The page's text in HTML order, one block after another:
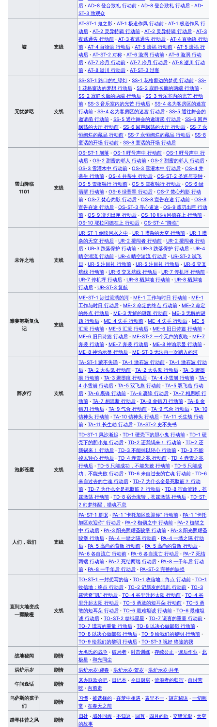
后 · AD-8 登台致礼 行动前 · AD-8 登台致礼 行动后 · AD-
ST-3 致观众
墟 支线
AT-ST-1 鬼之影 · AT-1 极道作风 行动前 · AT-1 极道作风 行
动后 · AT-2 灵异特辑 行动前 · AT-2 灵异特辑 行动后 · AT-3
夜逃通告 行动前 · AT-3 夜逃通告 行动后 · AT-4 百物语 行动
前 · AT-4 百物语 行动后 · AT-5 遗祸 行动前 · AT-5 遗祸 行
动后 · AT-ST-2 对称 · AT-6 漩涡 行动前 · AT-6 漩涡 行动
后 · AT-7 冷月 行动前 · AT-7 冷月 行动后 · AT-8 逝川 行动
前 · AT-8 逝川 行动后 · AT-ST-3 过客
无忧梦呓 支线
SS-ST-1 路口的红绿灯 · SS-1 花格窗边的梦想 行动前 · SS-
1 花格窗边的梦想 行动后 · SS-2 寂静长廊的两端 行动前 ·
SS-2 寂静长廊的两端 行动后 · SS-3 音乐室内的光芒 行动
前 · SS-3 音乐室内的光芒 行动后 · SS-4 名为客房区的迷宫
行动前 · SS-4 名为客房区的迷宫 行动后 · SS-5 通往舞会的
邀请函 行动前 · SS-5 通往舞会的邀请函 行动后 · SS-6 回声
飘荡的大厅 行动前 · SS-6 回声飘荡的大厅 行动后 · SS-7 永
恒绚烂的藏品 行动前 · SS-7 永恒绚烂的藏品 行动后 · SS-8
童话的开场 行动前 · SS-8 童话的开场 行动后
雪山降临
1101
支线
OS-ST-1 崩落 · OS-1 呼号声中 行动前 · OS-1 呼号声中 行
动后 · OS-2 甜蜜的邻人 行动前 · OS-2 甜蜜的邻人 行动后 ·
OS-3 雪灌木中 行动前 · OS-3 雪灌木中 行动后 · OS-4 并
蒂生 行动前 · OS-4 并蒂生 行动后 · OS-ST-2 圣巡与丧钟 ·
OS-5 雪夜独行 行动前 · OS-5 雪夜独行 行动后 · OS-6 绿
翡翠 行动前 · OS-6 绿翡翠 行动后 · OS-7 焚心灼影 行动
前 · OS-7 焚心灼影 行动后 · OS-8 宣告在途 行动前 · OS-8
宣告在途 行动后 · OS-ST-3 寻心道途 · OS-9 凛刃出匣 行动
前 · OS-9 凛刃出匣 行动后 · OS-10 耶拉冈德在上 行动前 ·
OS-10 耶拉冈德在上 行动后 · OS-ST-4 “降临”
未许之地 支线
UR-ST-1 倒映河水之中 · UR-1 嘈杂的天空 行动前 · UR-1 嘈
杂的天空 行动后 · UR-2 擅闯者 行动前 · UR-2 擅闯者 行动
后 · UR-3 跌落保护 行动前 · UR-3 跌落保护 行动后 · UR-4
晴空湍流 行动前 · UR-4 晴空湍流 行动后 · UR-ST-2 试飞
日 · UR-5 注目礼 行动前 · UR-5 注目礼 行动后 · UR-6 交叉
航线 行动前 · UR-6 交叉航线 行动后 · UR-7 停机坪 行动前 ·
UR-7 停机坪 行动后 · UR-8 栖脚地 行动前 · UR-8 栖脚地
行动后 · UR-ST-3 复航
雅赛努斯复仇
记
支线
ME-ST-1 涉过流淌的河 · ME-1 工作与时日 行动前 · ME-1
工作与时日 行动后 · ME-2 命定的终点 行动前 · ME-2 命定
的终点 行动后 · ME-3 无解的谜题 行动前 · ME-3 无解的谜
题 行动后 · ME-4 失手 行动前 · ME-4 失手 行动后 · ME-5
汇流 行动前 · ME-5 汇流 行动后 · ME-6 旧日诗篇 行动前 ·
ME-6 旧日诗篇 行动后 · ME-ST-2 一个无声的夜晚 · ME-7
奔袭 行动前 · ME-7 奔袭 行动后 · ME-8 神谕示显 行动前 ·
ME-8 神谕示显 行动后 · ME-ST-3 无法再一次踏入的河
辞岁行 支线
TA-ST-1 蒙不失诵 · TA-1 激石波 行动前 · TA-1 激石波 行动
后 · TA-2 大头鬼 行动前 · TA-2 大头鬼 行动后 · TA-3 聚墨
痕 行动前 · TA-3 聚墨痕 行动后 · TA-4 小雪崩 行动前 · TA-
4 小雪崩 行动后 · TA-5 双飞燕 行动前 · TA-5 双飞燕 行动
后 · TA-6 裹锋 行动前 · TA-6 裹锋 行动后 · TA-7 相思断 行
动前 · TA-7 相思断 行动后 · TA-8 金错刀 行动前 · TA-8 金
错刀 行动后 · TA-9 气合 行动前 · TA-9 气合 行动后 · TA-10
镇神头 行动前 · TA-10 镇神头 行动后 · TA-11 长生劫 行动
前 · TA-11 长生劫 行动后 · TA-ST-2 史不失书
泡影苍霆 支线
TD-ST-1 风沙渐起 · TD-1 硬壳下的胆小鬼 行动前 · TD-1 硬
壳下的胆小鬼 行动后 · TD-2 还我锅来！ 行动前 · TD-2 还
我锅来！ 行动后 · TD-3 不能掉以轻心 行动前 · TD-3 不能
掉以轻心 行动后 · TD-4 赤雪之兆 行动前 · TD-4 赤雪之兆
行动后 · TD-5 只能成功，不能失败 行动前 · TD-5 只能成
功，不能失败 行动后 · TD-6 来自过去的亡魂 行动前 · TD-6
来自过去的亡魂 行动后 · TD-7 为什么全是死脑筋？ 行动
前 · TD-7 为什么全是死脑筋？ 行动后 · TD-8 宿命流转，苍
霆激荡 行动前 · TD-8 宿命流转，苍霆激荡 行动后 · TD-ST-
2 幻梦终醒，猎魂不息
人们，我们 支线
PA-ST-1 群氓 · PA-1 “卡托加区欢迎你” 行动前 · PA-1 “卡托
加区欢迎你” 行动后 · PA-2 枷锁之中 行动前 · PA-2 枷锁之
中 行动后 · PA-3 阳光照耀圣骏堡 行动前 · PA-3 阳光照耀圣
骏堡 行动后 · PA-4 一墙之隔 行动前 · PA-4 一墙之隔 行动
后 · PA-5 高尚的背叛 行动前 · PA-5 高尚的背叛 行动后 ·
PA-6 各自流亡 行动前 · PA-6 各自流亡 行动后 · PA-7 死结
两端 行动前 · PA-7 死结两端 行动后 · PA-8 一千年后 行动
前 · PA-8 一千年后 行动后 · PA-ST-2 完整的缺损
直到大地变成
一颗酸橙
支线
TO-ST-1 一封想写的信 · TO-1 收信地：终点 行动前 · TO-1
收信地：终点 行动后 · TO-2 记新友的混乱 行动前 · TO-3
露营奇“叽” 行动后 · TO-4 谷里升起太阳 行动前 · TO-4 谷
里升起太阳 行动后 · TO-5 勇敢的短耳朵 行动前 · TO-5 勇
敢的短耳朵 行动后 · TO-6 最难坦诚 行动前 · TO-6 最难坦
诚 行动后 · TO-ST-2 糖纸星星 · TO-7 谎言的重量 行动前 ·
TO-7 谎言的重量 行动后 · TO-8 以决心做邮戳 行动前 ·
TO-8 以决心做邮戳 行动后 · TO-9 绘我们的黎明 行动前 ·
TO-9 绘我们的黎明 行动后 · TO-ST-3 祝好 终途的我
战地秘闻 剧情
无名氏的战争 · 破局者 · 射击训练 · 存续公正 · 课后作业 · 北
极星 · 和光同尘
洪炉示岁
剧情 洪炉示岁·迎春 · 洪炉示岁·贺岁 · 洪炉示岁·拜年
午间逸话 剧情
来办联欢会吧 · 日记本 · 今日厨房 · 流浪者的归宿 · 自讨苦
吃 · 向前走
乌萨斯的孩子
们
剧情
习惯 · 被选择的 · 在梦中相遇 · 表里不一 · 胡言秘语 · 一切照
常 · 在春天之前
踏寻往昔之风 剧情
归处 · 域外同族 · 不知返 · 回首 · 四月的歌 · 交错光影 · 天空
的故事